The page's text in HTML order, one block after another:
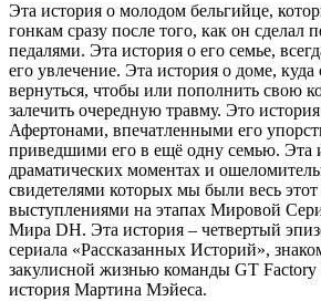
Эта история о молодом бельгийце,
гонкам сразу после того, как он сделал
педалями. Эта история о его семье,
его увлечение. Эта история о доме, куда
вернуться, чтобы или пополнить свою
залечить очередную травму. Это
Афертонами, впечатленными его
приведшими его в ещё одну семью. Эта
драматических моментах и
свидетелями которых мы были весь этот
выступлениями на этапах Мировой
Мира DH. Эта история – четвертый
сериала «Рассказанных Историй»,
закулисной жизнью команды GT Factory
история Мартина Мэйеса.